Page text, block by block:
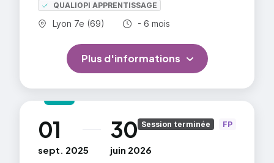
QUALIOPI APPRENTISSAGE
Commune :
Lyon 7e (69) Durée totale :
- 6 mois
Plus d'informations
01
sept. 2025
au 30
juin 2026
Session terminée FP